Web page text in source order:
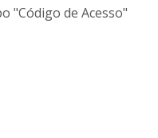
"Código de Acesso"